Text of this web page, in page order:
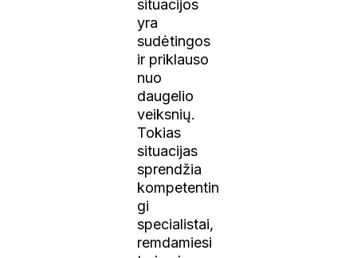
situacijos
yra
sudėtingos
ir priklauso
nuo
daugelio
veiksnių.
Tokias
situacijas
sprendžia
kompetentin
gi
specialistai,
remdamiesi